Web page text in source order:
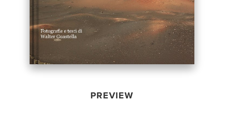
PREVIEW